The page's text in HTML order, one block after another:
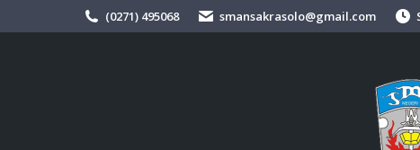
(0271) 495068 smansakrasolo@gmail.com